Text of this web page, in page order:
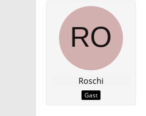
Roschi
Gast